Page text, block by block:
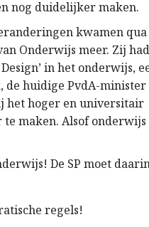
nog duidelijker maken.
kwamen qua
Onderwijs meer. Zij
in het onderwijs,
de huidige PvdA-minister
het hoger en universitair
maken. Alsof
De SP moet
regels!